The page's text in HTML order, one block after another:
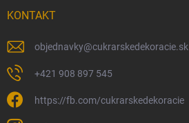
KONTAKT
objednavky@cukrarskedekoracie.sk
+421 908 897 545
https://fb.com/cukrarskedekoracie